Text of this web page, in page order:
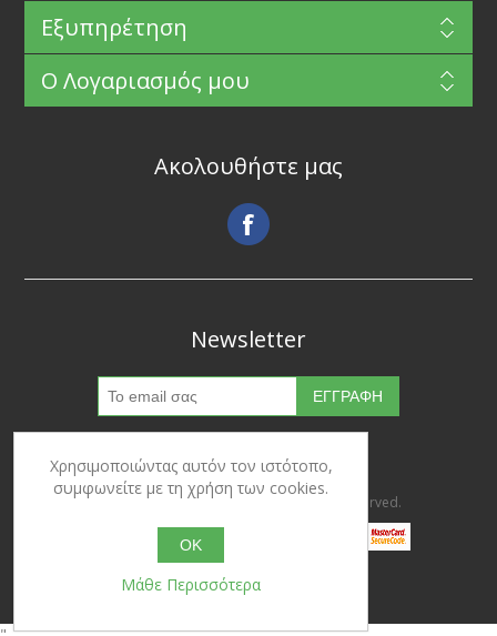
Εξυπηρέτηση
Ο Λογαριασμός μου
Ακολουθήστε μας
Newsletter
Copyright © 2026 Ypertrofes. All rights reserved.
Powered bynopCommerce
Χρησιμοποιώντας αυτόν τον ιστότοπο,
συμφωνείτε με τη χρήση των cookies.
OK
Μάθε Περισσότερα